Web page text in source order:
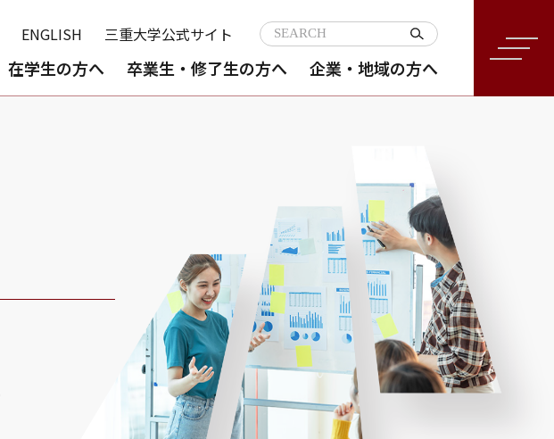
ENGLISH 三重大学公式サイト 検索
在学生の方へ 卒業生・修了生の方へ 企業・地域の方へ